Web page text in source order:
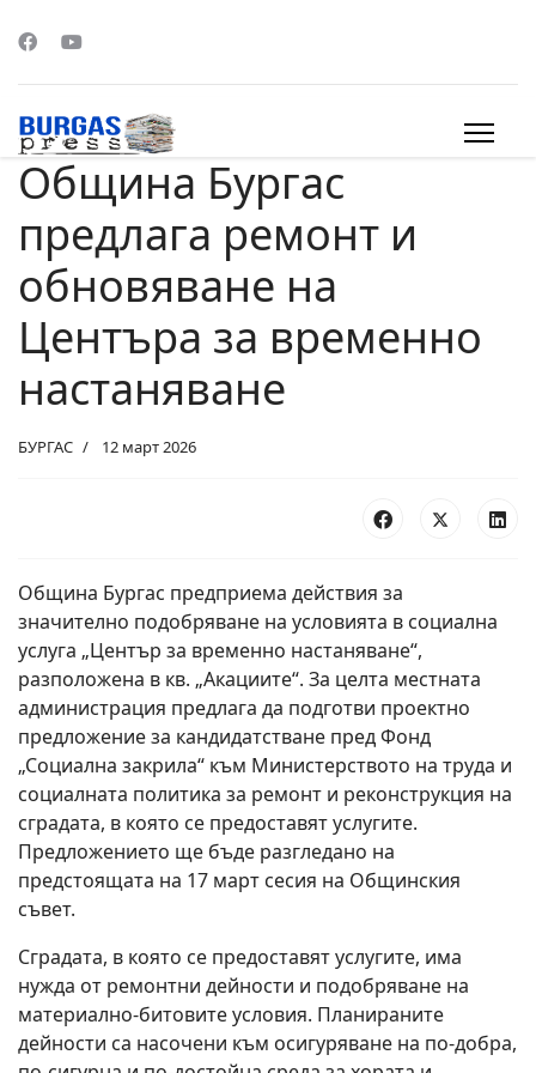
Община Бургас
предлага ремонт и
обновяване на
Центъра за временно
настаняване
БУРГАС 12 март 2026
Община Бургас предприема действия за
значително подобряване на условията в социална
услуга „Център за временно настаняване“,
разположена в кв. „Акациите“. За целта местната
администрация предлага да подготви проектно
предложение за кандидатстване пред Фонд
„Социална закрила“ към Министерството на труда и
социалната политика за ремонт и реконструкция на
сградата, в която се предоставят услугите.
Предложението ще бъде разгледано на
предстоящата на 17 март сесия на Общинския
съвет.
Сградата, в която се предоставят услугите, има
нужда от ремонтни дейности и подобряване на
материално-битовите условия. Планираните
дейности са насочени към осигуряване на по-добра,